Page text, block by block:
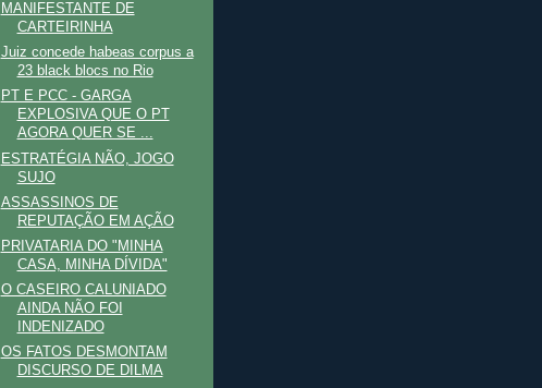
MANIFESTANTE DE
CARTEIRINHA
Juiz concede habeas corpus a
23 black blocs no Rio
PT E PCC - GARGA
EXPLOSIVA QUE O PT
AGORA QUER SE ...
ESTRATÉGIA NÃO, JOGO
SUJO
ASSASSINOS DE
REPUTAÇÃO EM AÇÃO
PRIVATARIA DO "MINHA
CASA, MINHA DÍVIDA"
O CASEIRO CALUNIADO
AINDA NÃO FOI
INDENIZADO
OS FATOS DESMONTAM
DISCURSO DE DILMA